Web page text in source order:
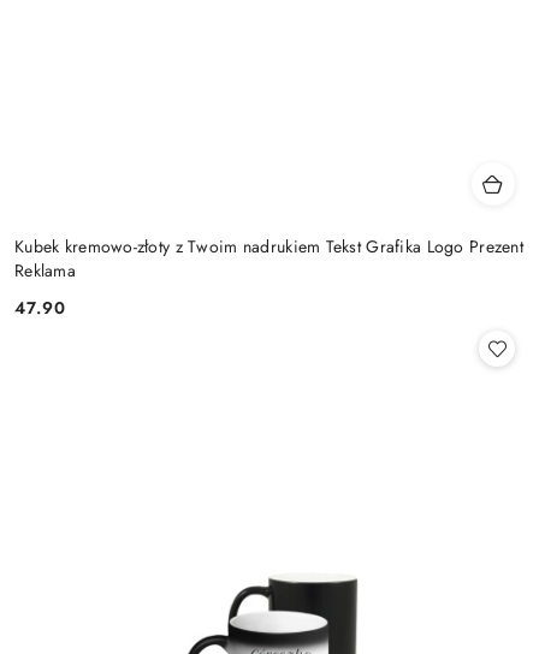
Kubek kremowo-złoty z Twoim nadrukiem Tekst Grafika Logo Prezent
Reklama
Cena:
47.90